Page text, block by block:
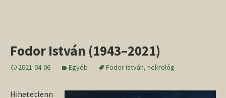
Fodor István (1943–2021)
2021-04-06 Egyéb Fodor István, nekrológ
Hihetetlenn